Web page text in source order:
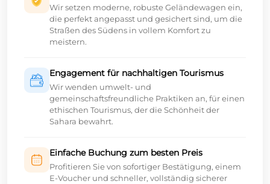
Wir setzen moderne, robuste Geländewagen ein,
die perfekt angepasst und gesichert sind, um die
Straßen des Südens in vollem Komfort zu
meistern.
Engagement für nachhaltigen Tourismus
Wir wenden umwelt- und
gemeinschaftsfreundliche Praktiken an, für einen
ethischen Tourismus, der die Schönheit der
Sahara bewahrt.
Einfache Buchung zum besten Preis
Profitieren Sie von sofortiger Bestätigung, einem
E-Voucher und schneller, vollständig sicherer